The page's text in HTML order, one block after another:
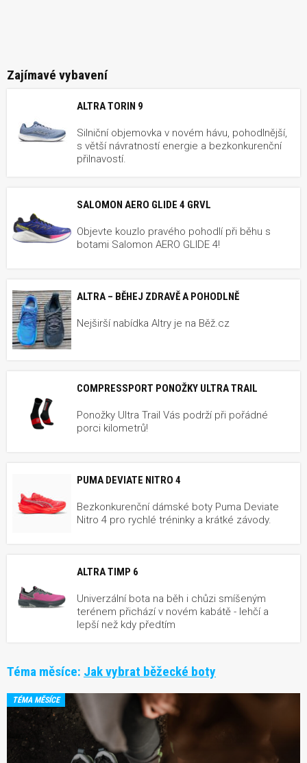
Zajímavé vybavení
ALTRA TORIN 9
Silniční objemovka v novém hávu, pohodlnější,
s větší návratností energie a bezkonkurenční
přilnavostí.
SALOMON AERO GLIDE 4 GRVL
Objevte kouzlo pravého pohodlí při běhu s
botami Salomon AERO GLIDE 4!
ALTRA – BĚHEJ ZDRAVĚ A POHODLNĚ
Nejširší nabídka Altry je na Běž.cz
COMPRESSPORT PONOŽKY ULTRA TRAIL
Ponožky Ultra Trail Vás podrží při pořádné
porci kilometrů!
PUMA DEVIATE NITRO 4
Bezkonkurenční dámské boty Puma Deviate
Nitro 4 pro rychlé tréninky a krátké závody.
ALTRA TIMP 6
Univerzální bota na běh i chůzi smíšeným
terénem přichází v novém kabátě - lehčí a
lepší než kdy předtím
Téma měsíce: Jak vybrat běžecké boty
TÉMA MĚSÍCE